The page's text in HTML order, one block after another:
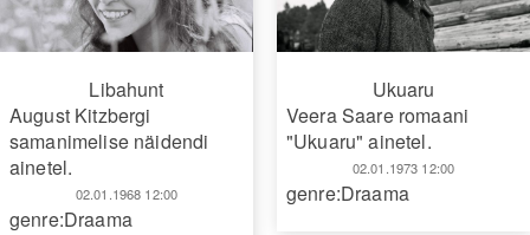
Libahunt
August Kitzbergi
samanimelise näidendi
ainetel.
02.01.1968 12:00
genre:Draama
Ukuaru
Veera Saare romaani
"Ukuaru" ainetel.
02.01.1973 12:00
genre:Draama